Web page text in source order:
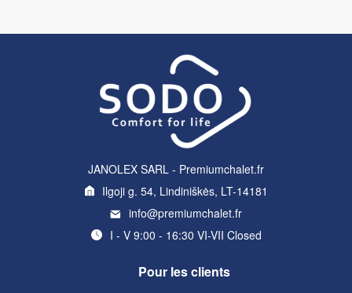
JANOLEX SARL - Premiumchalet.fr
Ilgoji g. 54, Lindiniškės, LT-14181
info@premiumchalet.fr
I - V 9:00 - 16:30 VI-VII Closed
Pour les clients